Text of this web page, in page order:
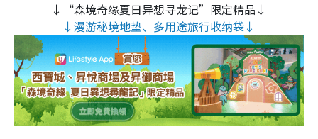
↓“森境奇缘夏日异想寻龙记”限定精品↓
↓漫游秘境地垫、多用途旅行收纳袋↓